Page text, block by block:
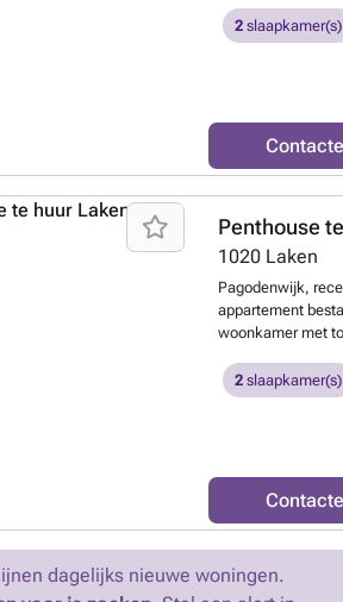
heeft een
de Rue de la
Felicity bestaat
mooie
toegang biedt tot
met 2
apart toilet,
(keramische
(verwarming,
formulier op deze
servicekosten,
40 € (voorschot
2 slaapkamer(s)
Penthouse
1020 Laken
Pagodenwijk,
appartement
woonkamer met
badkamer, apart
Voor meer info
2 slaapkamer(s)
dagelijks nieuwe woningen.